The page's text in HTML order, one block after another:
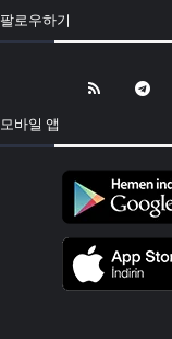
팔로우하기
모바일 앱